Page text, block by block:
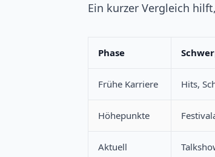
Ein kurzer Vergleich
Phase
Frühe Karriere Hits,
Höhepunkte
Aktuell